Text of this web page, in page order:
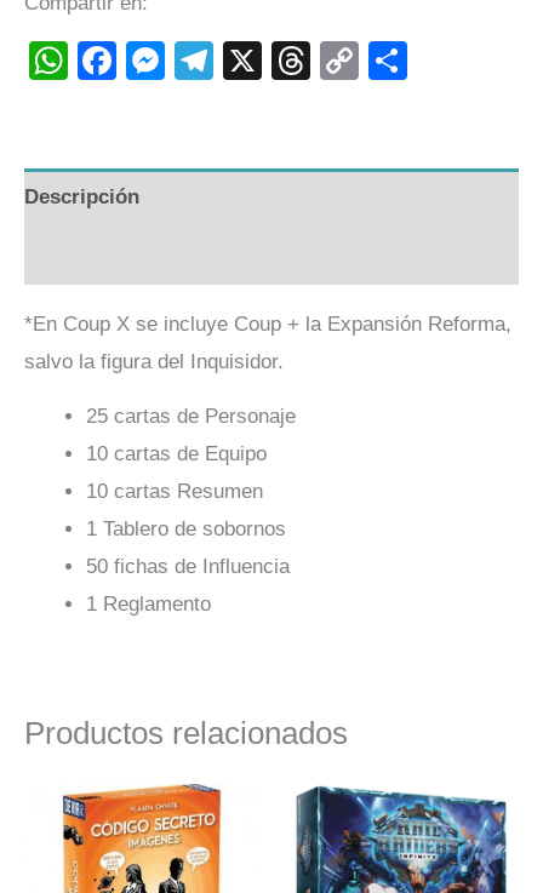
WhatsApp
Facebook
Messenger
Telegram
X Threads
Copy
Descripción
*En Coup X se incluye Coup + la Expansión Reforma,
salvo la figura del Inquisidor.
25 cartas de Personaje
10 cartas de Equipo
10 cartas Resumen
1 Tablero de sobornos
50 fichas de Influencia
1 Reglamento
Productos relacionados